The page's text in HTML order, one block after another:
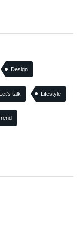
Design
Let’s talk Lifestyle